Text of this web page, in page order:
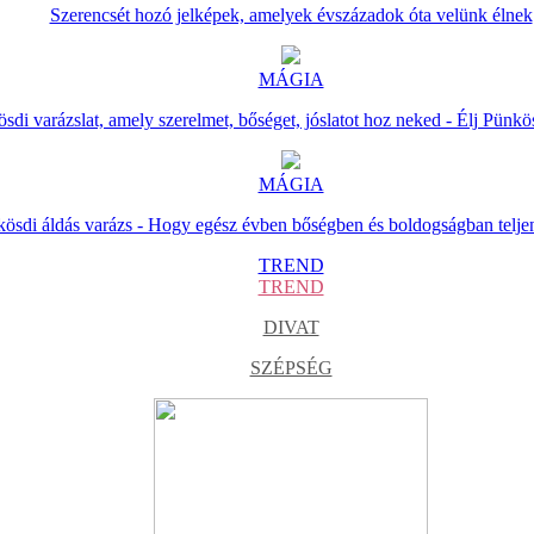
Szerencsét hozó jelképek, amelyek évszázadok óta velünk élnek
MÁGIA
varázslat, amely szerelmet, bőséget, jóslatot hoz neked - Élj
MÁGIA
áldás varázs - Hogy egész évben bőségben és boldogságban
TREND
TREND
DIVAT
SZÉPSÉG